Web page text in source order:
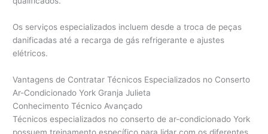
Os serviços especializados incluem desde a troca de peças
danificadas até a recarga de gás refrigerante e ajustes
elétricos.
Vantagens de Contratar Técnicos Especializados no Conserto
Ar-Condicionado York Granja Julieta
Conhecimento Técnico Avançado
Técnicos especializados no conserto de ar-condicionado York
possuem treinamento específico para lidar com os diferentes